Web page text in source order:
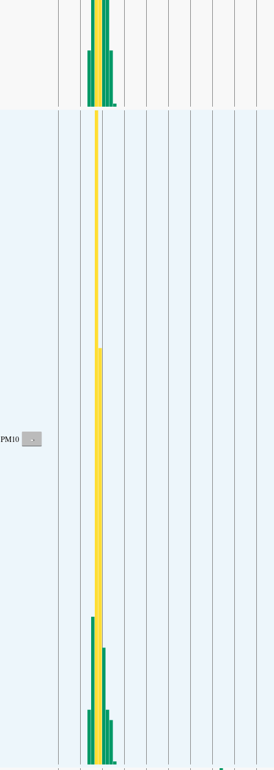
PM10 -